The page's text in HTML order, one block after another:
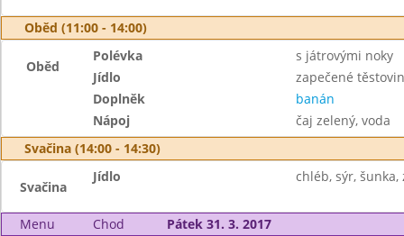
Oběd (11:00 - 14:00)
Oběd
Polévka
s játrovými noky
Jídlo
zapečené
Doplněk
banán
Nápoj
čaj zelený, voda
Svačina (14:00 - 14:30)
Svačina
Jídlo chléb, sýr, šunka,
Menu Chod Pátek 31. 3. 2017